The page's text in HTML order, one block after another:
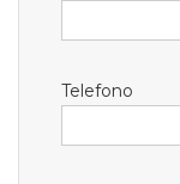
Telefono